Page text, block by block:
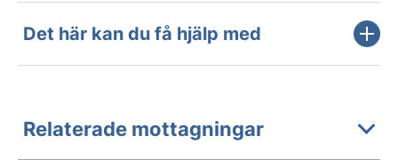
Det här kan du få hjälp med
Relaterade mottagningar